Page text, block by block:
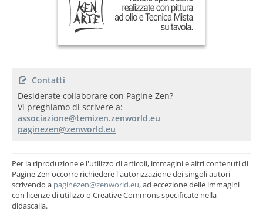
Contatti
Desiderate collaborare con Pagine Zen?
Vi preghiamo di scrivere a:
Per la riproduzione e l'utilizzo di articoli, immagini e altri contenuti di
Pagine Zen occorre richiedere l'autorizzazione dei singoli autori
scrivendo a
, ad eccezione delle immagini
con licenze di utilizzo o Creative Commons specificate nella
didascalia.